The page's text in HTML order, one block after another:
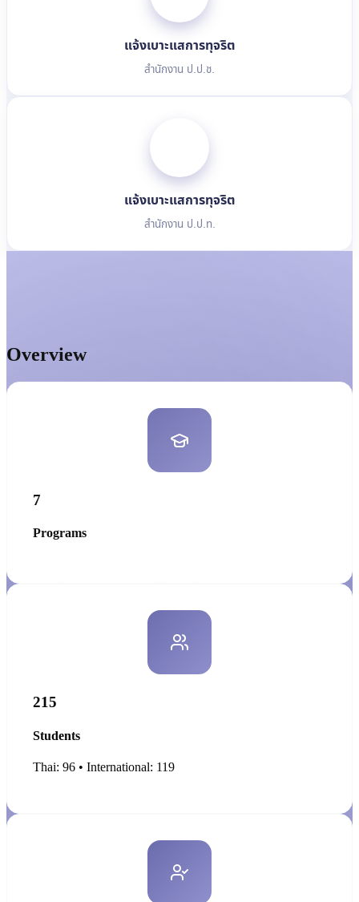
แจ้งเบาะแสการทุจริต
สำนักงาน ป.ป.ช.
แจ้งเบาะแสการทุจริต
สำนักงาน ป.ป.ท.
Overview
7
Programs
215
Students
Thai: 96 • International: 119